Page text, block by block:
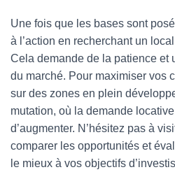
Une fois que les bases sont
à l’action en recherchant un
Cela demande de la patience et
du marché. Pour maximiser vos
sur des zones en plein
mutation, où la demande
d’augmenter. N’hésitez pas à
comparer les opportunités et
le mieux à vos objectifs